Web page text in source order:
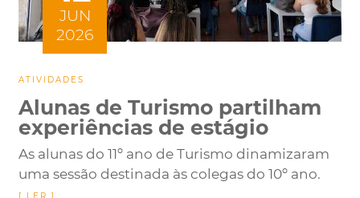
JUN
2026
ATIVIDADES
Alunas de Turismo partilham
experiências de estágio
As alunas do 11º ano de Turismo dinamizaram
uma sessão destinada às colegas do 10º ano.